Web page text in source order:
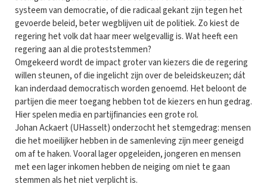
systeem van democratie, of die radicaal gekant zijn tegen het
gevoerde beleid, beter wegblijven uit de politiek. Zo kiest de
regering het volk dat haar meer welgevallig is. Wat heeft een
regering aan al die proteststemmen?
Omgekeerd wordt de impact groter van kiezers die de regering
willen steunen, of die ingelicht zijn over de beleidskeuzen; dát
kan inderdaad democratisch worden genoemd. Het beloont de
partijen die meer toegang hebben tot de kiezers en hun gedrag.
Hier spelen media en partijfinancies een grote rol.
Johan Ackaert (UHasselt) onderzocht het stemgedrag: mensen
die het moeilijker hebben in de samenleving zijn meer geneigd
om af te haken. Vooral lager opgeleiden, jongeren en mensen
met een lager inkomen hebben de neiging om niet te gaan
stemmen als het niet verplicht is.